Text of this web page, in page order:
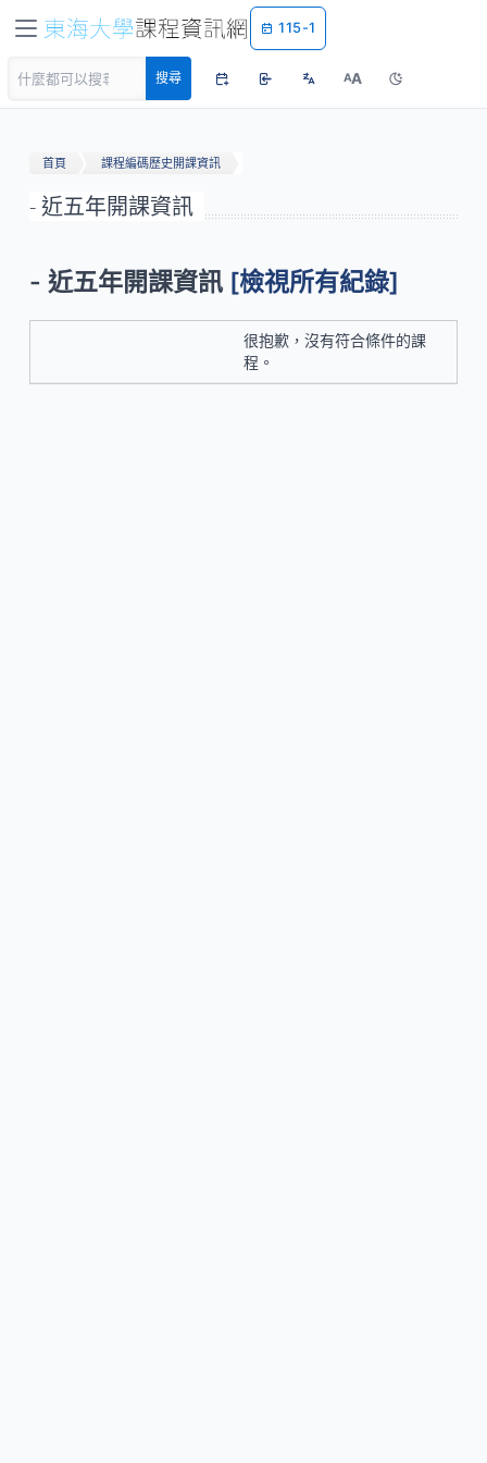
115-1
搜尋 AA
首頁 課程編碼歷史開課資訊
- 近五年開課資訊
- 近五年開課資訊 [檢視所有紀錄]
很抱歉，沒有符合條件的課
程。